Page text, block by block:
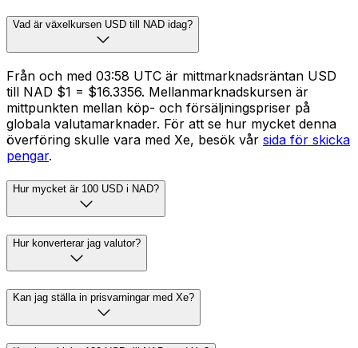
Vad är växelkursen USD till NAD idag?
Från och med 03:58 UTC är mittmarknadsräntan USD
till NAD $1 = $16.3356. Mellanmarknadskursen är
mittpunkten mellan köp- och försäljningspriser på
globala valutamarknader. För att se hur mycket denna
överföring skulle vara med Xe, besök vår sida för skicka
pengar.
Hur mycket är 100 USD i NAD?
Hur konverterar jag valutor?
Kan jag ställa in prisvarningar med Xe?